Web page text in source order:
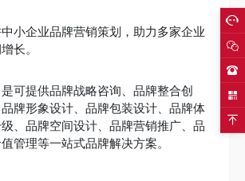
小企业品牌营销策划，助力多家企业
长。
可提供品牌战略咨询、品牌整合创
牌形象设计、品牌包装设计、品牌体
、品牌空间设计、品牌营销推广、品
管理等一站式品牌解决方案。